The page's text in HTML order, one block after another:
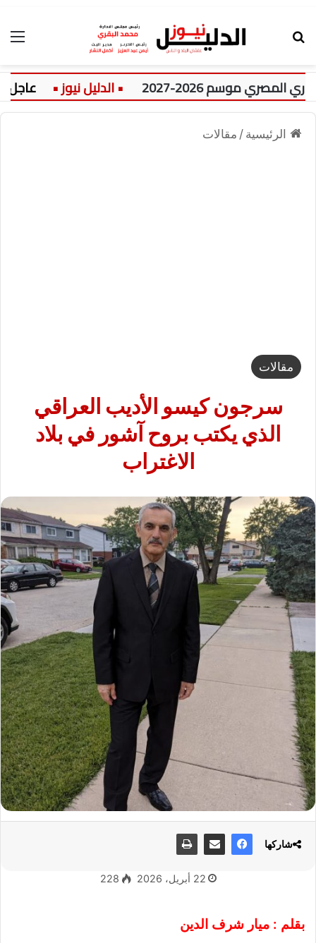
2026-2027 عاجل:
الرئيسية / مقالات
مقالات
سرجون كيسو الأديب العراقي
الذي يكتب بروح آشور في بلاد
الاغتراب
22 أبريل، 2026 228
بقلم : ميار شرف الدين
شاركها